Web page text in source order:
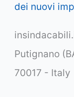
dei nuovi
Putignano
70017 - Italy